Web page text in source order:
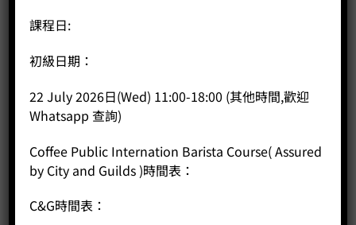
Coffee Public 國際咖啡調配師課程(City and Guilds
was:
is:
- +
BUY NOW
課程日:
初級日期：
22 July 2026日(Wed) 11:00-18:00 (其他時間,歡迎
Whatsapp 查詢)
Coffee Public Internation Barista Course( Assured
by City and Guilds )時間表：
C&G時間表：